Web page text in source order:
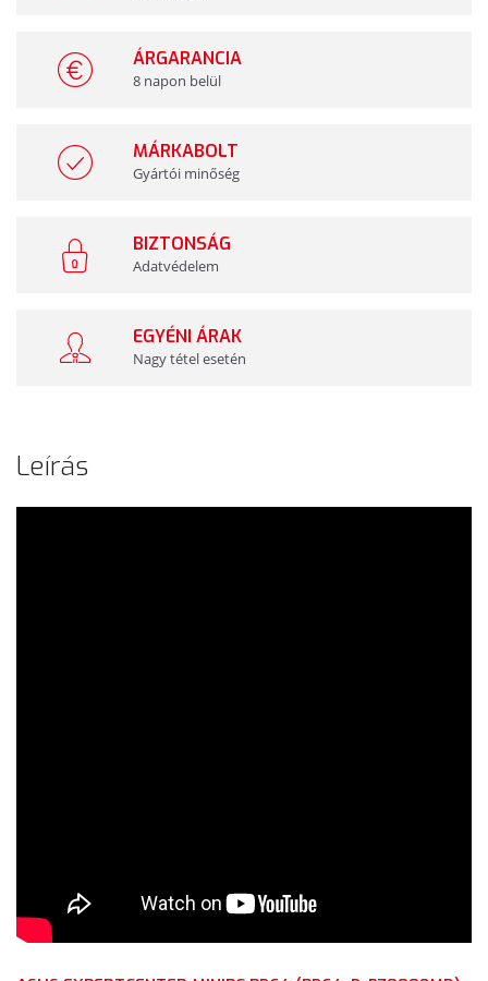
ÁRGARANCIA
8 napon belül
MÁRKABOLT
Gyártói minőség
BIZTONSÁG
Adatvédelem
EGYÉNI ÁRAK
Nagy tétel esetén
Leírás